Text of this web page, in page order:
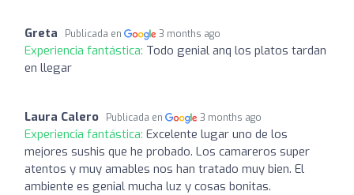
Greta Publicada en 3 months ago
Experiencia fantástica: Todo genial anq los platos tardan
en llegar
Laura Calero Publicada en 3 months ago
Experiencia fantástica: Excelente lugar uno de los
mejores sushis que he probado. Los camareros super
atentos y muy amables nos han tratado muy bien. El
ambiente es genial mucha luz y cosas bonitas.